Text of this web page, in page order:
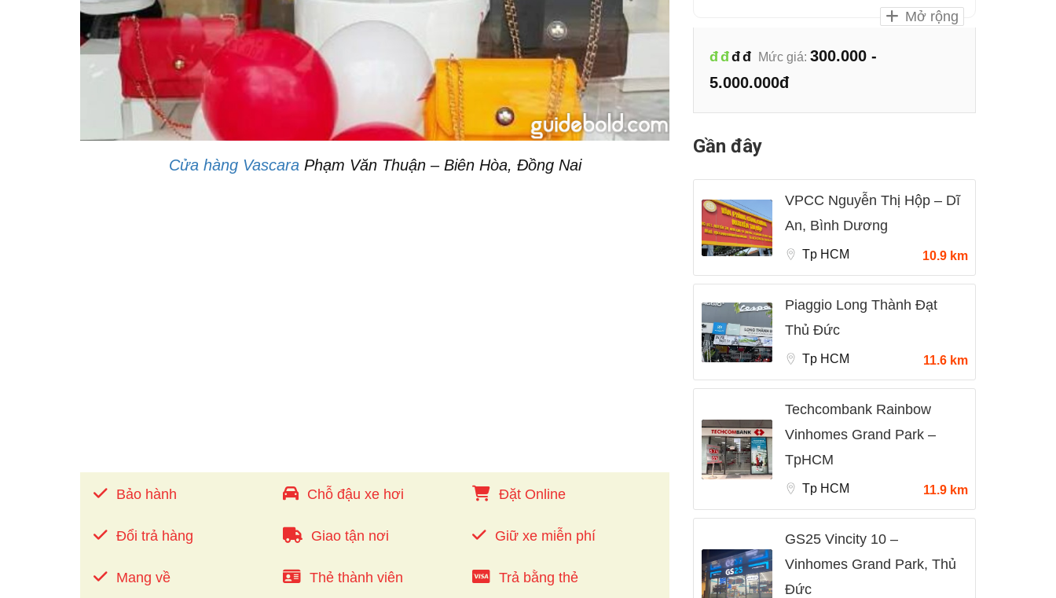
Cửa hàng VascaraPhạm Văn Thuận – Biên Hòa, Đồng Nai
Bảo hành Chỗ đậu xe hơi Đặt Online
Đổi trả hàng Giao tận nơi Giữ xe miễn phí
Mang về Thẻ thành viên Trả bằng thẻ
Mở rộng
đđđđ Mức giá: 300.000 -
5.000.000đ
Gần đây
VPCC Nguyễn Thị Hộp – Dĩ
An, Bình Dương
Tp HCM 10.9 km
Piaggio Long Thành Đạt
Thủ Đức
Tp HCM 11.6 km
Techcombank Rainbow
Vinhomes Grand Park –
TpHCM
Tp HCM 11.9 km
GS25 Vincity 10 –
Vinhomes Grand Park, Thủ
Đức